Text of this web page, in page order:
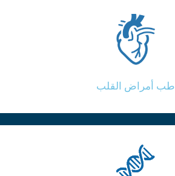
طب أمراض القلب